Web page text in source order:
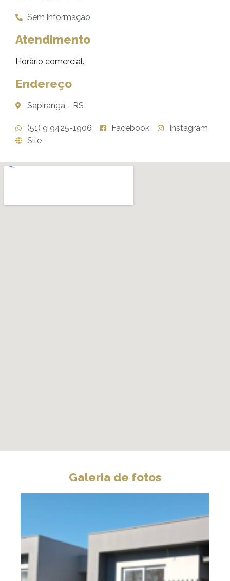
Sem informação
Atendimento
Horário comercial.
Endereço
Sapiranga - RS
(51) 9 9425-1906 Facebook
Instagram
Site
Galeria de fotos